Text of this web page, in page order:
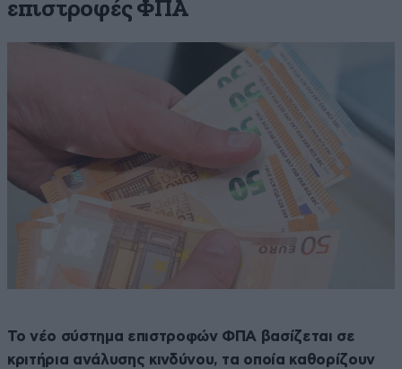
επιστροφές ΦΠΑ
Το νέο σύστημα επιστροφών ΦΠΑ βασίζεται σε
κριτήρια ανάλυσης κινδύνου, τα οποία καθορίζουν